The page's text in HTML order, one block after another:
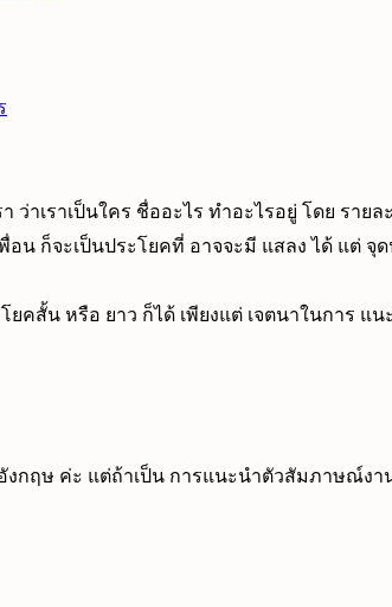
ว่าเราเป็นใคร ชื่ออะไร ทำอะไรอยู่ โดย ร
น ก็จะเป็นประโยคที่ อาจจะมี แสลง ได้ แต่
คสั้น หรือ ยาว ก็ได้ เพียงแต่ เจตนาในการ แ
กฤษ ค่ะ แต่ถ้าเป็น การแนะนำตัวสัมภาษณ์ง